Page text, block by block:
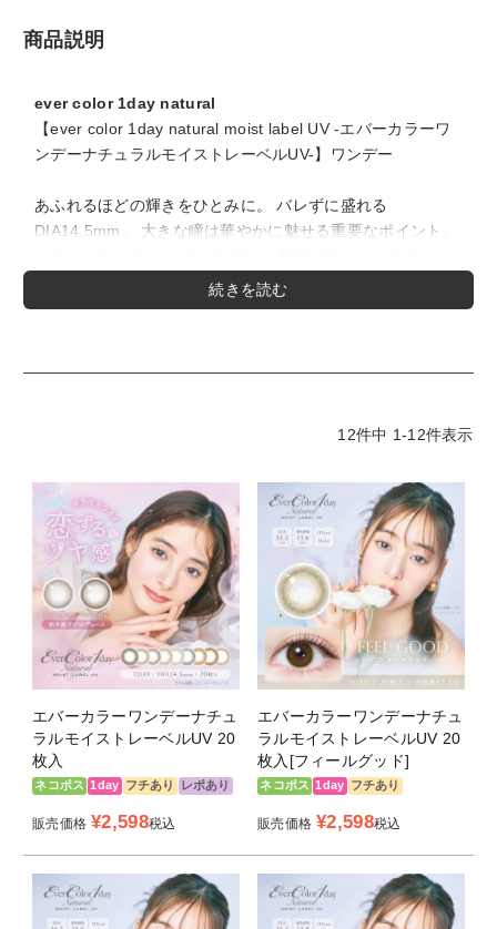
商品説明
ever color 1day natural
【ever color 1day natural moist label UV -エバーカラーワ
ンデーナチュラルモイストレーベルUV-】ワンデー
あふれるほどの輝きをひとみに。 バレずに盛れる
DIA14.5mm。 大きな瞳は華やかに魅せる重要なポイント。
コンが誕生しました。 エバーカラーワンデーナチュラル
は、どんな瞳にもベーシックに使用カラーリング。 だけど
①エバーカラー初のＵＶカット
・シミ、シワの原因と言われている紫外線をカットします。
皮膚を老化させたり、肌を黒くする紫外線ＵＶ-Aを８３%
カット。 もっとも危険で日焼けや皮膚がんの原因となる
紫外線ＵＶ-Bを９８％カットします。
②うるおい成分配合
・うるおいのカギはMPCポリマー MPCポリマーはヒアル
ロン酸浸透レンズの約2倍の保水力！ だから、瞳にやさし
くうるおいが長持ち
③低含水レンズ
・含水率42.5％の低含水レンズは水分蒸発が少ないため目
の渇きを防ぎ、うるおいを保ちます。
・色素が直接目に触れない安全なラップイン構造。 薄い
レンズで違和感の少ない快適な装用感です。
12件中 1-12件表示
エバーカラーワンデーナチュ
ラルモイストレーベルUV 20
枚入
ネコポス 1day フチあり レポあり
販売価格 ¥2,598税込
エバーカラーワンデーナチュ
ラルモイストレーベルUV 20
枚入[フィールグッド]
ネコポス 1day フチあり
販売価格 ¥2,598税込